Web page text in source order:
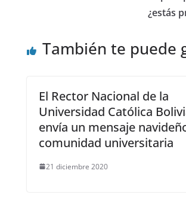
¿estás
También te puede
El Rector Nacional de la
Universidad Católica
envía un mensaje
comunidad universitaria
21 diciembre 2020